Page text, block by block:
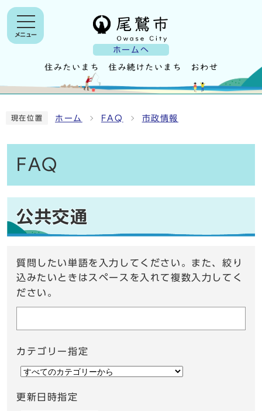
ホームへ
メニュー
現在位置 ホーム FAQ 市政情報
FAQ
公共交通
質問したい単語を入力してください。また、絞り
込みたいときはスペースを入れて複数入力してく
ださい。
カテゴリー指定
更新日時指定